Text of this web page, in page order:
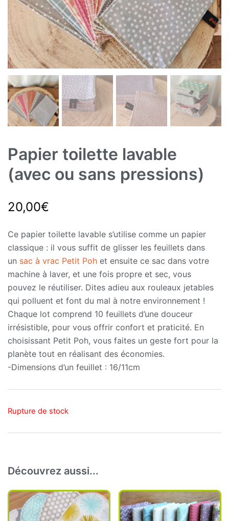
Papier toilette lavable
(avec ou sans pressions)
20,00€
Ce papier toilette lavable s’utilise comme un papier
classique : il vous suffit de glisser les feuillets dans
un sac à vrac Petit Poh et ensuite ce sac dans votre
machine à laver, et une fois propre et sec, vous
pouvez le réutiliser. Dites adieu aux rouleaux jetables
qui polluent et font du mal à notre environnement !
Chaque lot comprend 10 feuillets d’une douceur
irrésistible, pour vous offrir confort et praticité. En
choisissant Petit Poh, vous faites un geste fort pour la
planète tout en réalisant des économies.
-Dimensions d’un feuillet : 16/11cm
Rupture de stock
Découvrez aussi...